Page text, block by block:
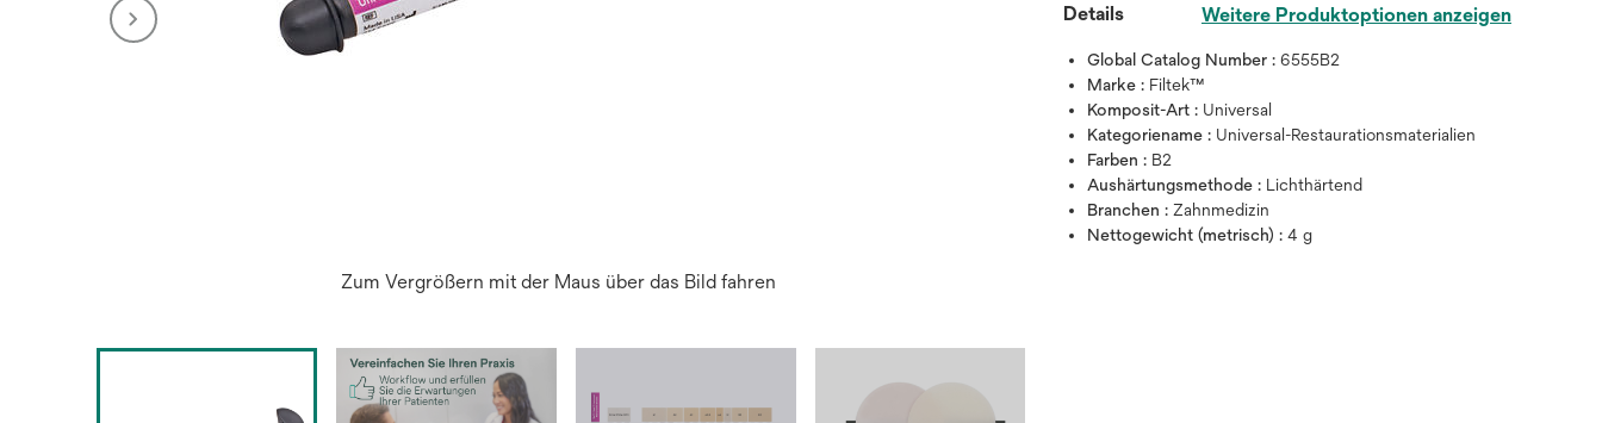
Zum Vergrößern mit der Maus über das Bild fahren
Details Weitere Produktoptionen anzeigen
Global Catalog Number :6555B2
Marke : Filtek™
Komposit-Art : Universal
Kategoriename : Universal-Restaurationsmaterialien
Farben : B2
Aushärtungsmethode : Lichthärtend
Branchen :Zahnmedizin
Nettogewicht (metrisch) :4 g